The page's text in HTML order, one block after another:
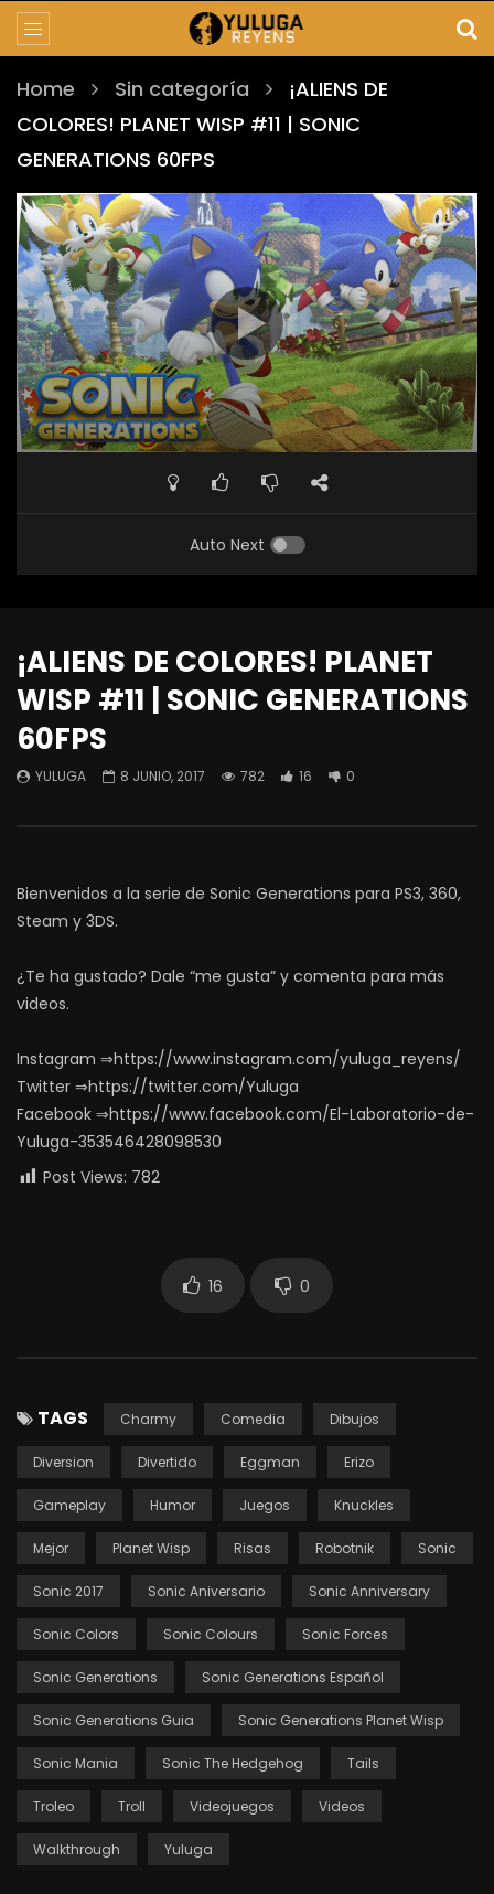
Home Sin categoría
¡ALIENS DE
COLORES! PLANET WISP #11 | SONIC
GENERATIONS 60FPS
Auto Next
¡ALIENS DE COLORES! PLANET
WISP #11 | SONIC GENERATIONS
60FPS
YULUGA 8 JUNIO, 2017 782 16 0
Bienvenidos a la serie de Sonic Generations para PS3, 360,
Steam y 3DS.
¿Te ha gustado? Dale “me gusta” y comenta para más
videos.
Instagram ⇒https://www.instagram.com/yuluga_reyens/
Twitter ⇒https://twitter.com/Yuluga
Facebook ⇒https://www.facebook.com/El-Laboratorio-de-
Yuluga-353546428098530
Post Views: 782
16 0
TAGS Charmy Comedia Dibujos
Diversion Divertido Eggman Erizo
Gameplay Humor Juegos Knuckles
Mejor Planet Wisp Risas Robotnik Sonic
Sonic 2017 Sonic Aniversario Sonic Anniversary
Sonic Colors Sonic Colours Sonic Forces
Sonic Generations Sonic Generations Español
Sonic Generations Guia Sonic Generations Planet Wisp
Sonic Mania Sonic The Hedgehog Tails
Troleo Troll Videojuegos Videos
Walkthrough Yuluga